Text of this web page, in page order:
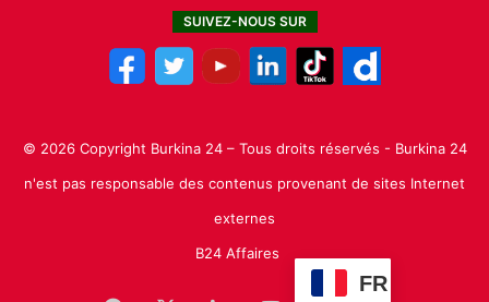
SUIVEZ-NOUS SUR
© 2026 Copyright Burkina 24 – Tous droits réservés - Burkina 24
n'est pas responsable des contenus provenant de sites Internet
externes
B24 Affaires
FR